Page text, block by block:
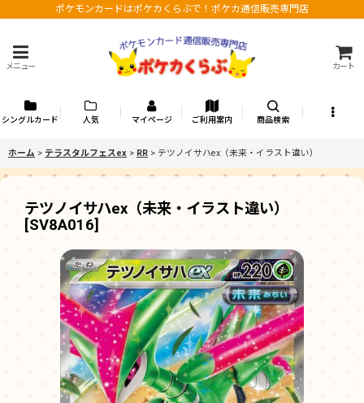
ポケモンカードはポケカくらぶで！ポケカ通信販売専門店
メニュー カート
シングルカード 人気 マイページ ご利用案内 商品検索
ホーム > テラスタルフェスex > RR > テツノイサハex（未来・イラスト違い）
テツノイサハex（未来・イラスト違い）
[SV8A016]